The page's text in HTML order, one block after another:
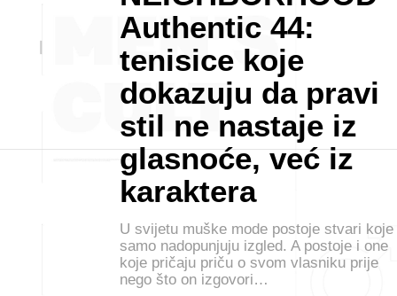
Authentic 44:
tenisice koje
dokazuju da pravi
stil ne nastaje iz
glasnoće, već iz
karaktera
U svijetu muške mode postoje stvari koje
samo nadopunjuju izgled. A postoje i one
koje pričaju priču o svom vlasniku prije
nego što on izgovori…